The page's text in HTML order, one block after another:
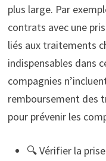
plus large. Par
contrats avec une
liés aux traitements
indispensables dans
compagnies
remboursement des
pour prévenir les
🔍 Vérifier la